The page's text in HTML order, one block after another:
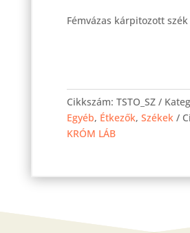
Fémvázas kárpitozott szék
szék
Szürke
mennyiség
Cikkszám: TSTO_SZ
Egyéb, Étkezők, Székek
KRÓM LÁB